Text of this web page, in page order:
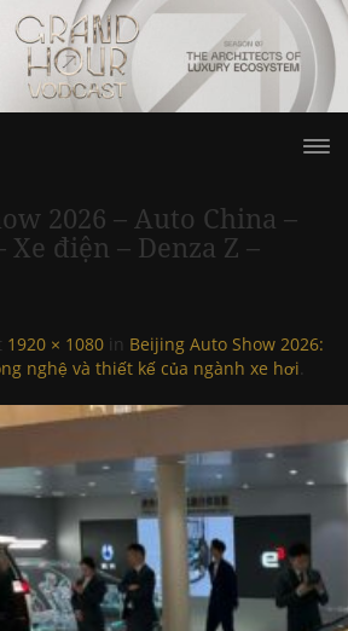
2026 – Auto China –
điện – Denza Z –
1920 × 1080 in Beijing Auto Show 2026:
nghệ và thiết kế của ngành xe hơi.